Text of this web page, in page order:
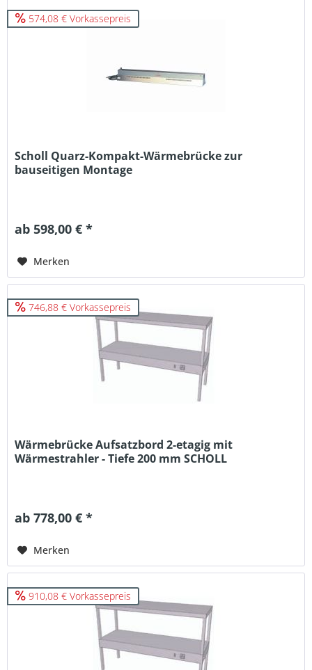
574,08 € Vorkassepreis
Scholl Quarz-Kompakt-Wärmebrücke zur
bauseitigen Montage
ab 598,00 € *
Merken
746,88 € Vorkassepreis
Wärmebrücke Aufsatzbord 2-etagig mit
Wärmestrahler - Tiefe 200 mm SCHOLL
ab 778,00 € *
Merken
910,08 € Vorkassepreis